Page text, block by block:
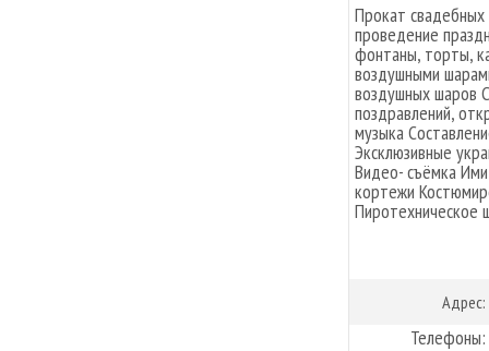
Прокат свадебных
проведение
фонтаны, торты,
воздушными
воздушных шаров
поздравлений,
музыка
Эксклюзивные
Видео- съёмка
кортежи
Пиротехническое
Адрес:
Телефоны: